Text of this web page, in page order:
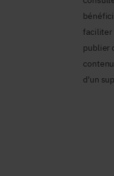
faciliter
publier
d'un